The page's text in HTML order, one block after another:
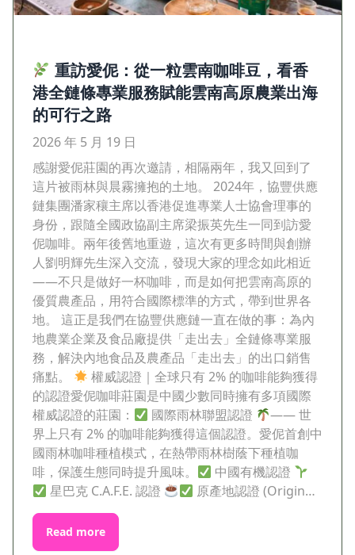
重訪愛伲：從一粒雲南咖啡豆，看香
港全鏈條專業服務賦能雲南高原農業出海
的可行之路
2026 年 5 月 19 日
感謝愛伲莊園的再次邀請，相隔兩年，我又回到了
這片被雨林與晨霧擁抱的土地。 2024年，協豐供應
鏈集團潘家穰主席以香港促進專業人士協會理事的
身份，跟隨全國政協副主席梁振英先生一同到訪愛
伲咖啡。兩年後舊地重遊，這次有更多時間與創辦
人劉明輝先生深入交流，發現大家的理念如此相近
——不只是做好一杯咖啡，而是如何把雲南高原的
優質農產品，用符合國際標準的方式，帶到世界各
地。 這正是我們在協豐供應鏈一直在做的事：為內
地農業企業及食品廠提供「走出去」全鏈條專業服
務，解決內地食品及農產品「走出去」的出口銷售
痛點。
權威認證｜全球只有 2% 的咖啡能夠獲得
的認證愛伲咖啡莊園是中國少數同時擁有多項國際
權威認證的莊園：
國際雨林聯盟認證
—— 世
界上只有 2% 的咖啡能夠獲得這個認證。愛伲首創中
國雨林咖啡種植模式，在熱帶雨林樹蔭下種植咖
啡，保護生態同時提升風味。
中國有機認證
星巴克 C.A.F.E. 認證
原產地認證 (Origin…
Read more